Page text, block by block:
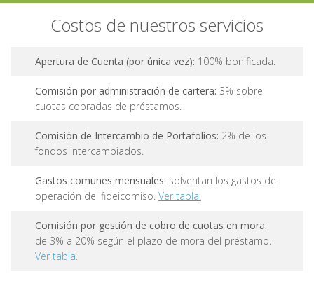
Costos de nuestros servicios
Apertura de Cuenta (por única vez): 100% bonificada.
Comisión por administración de cartera: 3% sobre
cuotas cobradas de préstamos.
Comisión de Intercambio de Portafolios: 2% de los
fondos intercambiados.
Gastos comunes mensuales: solventan los gastos de
operación del fideicomiso. Ver tabla.
Comisión por gestión de cobro de cuotas en mora:
de 3% a 20% según el plazo de mora del préstamo.
Ver tabla.